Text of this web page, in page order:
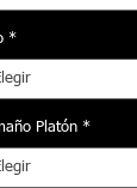
*
Platón *